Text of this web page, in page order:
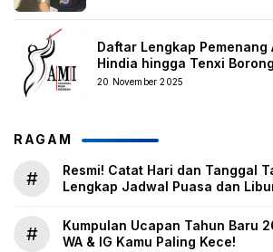
Daftar Lengkap Pemenang
Hindia hingga Tenxi
20 November 2025
RAGAM
#
Resmi! Catat Hari dan Tanggal
Lengkap Jadwal Puasa dan
#
Kumpulan Ucapan Tahun Baru
WA & IG Kamu Paling Kece!